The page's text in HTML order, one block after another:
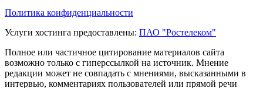
Политика конфиденциальности
Услуги хостинга предоставлены: ПАО "Ростелеком"
Полное или частичное цитирование материалов сайта
возможно только с гиперссылкой на источник. Мнение
редакции может не совпадать с мнениями, высказанными в
интервью, комментариях пользователей или прямой речи